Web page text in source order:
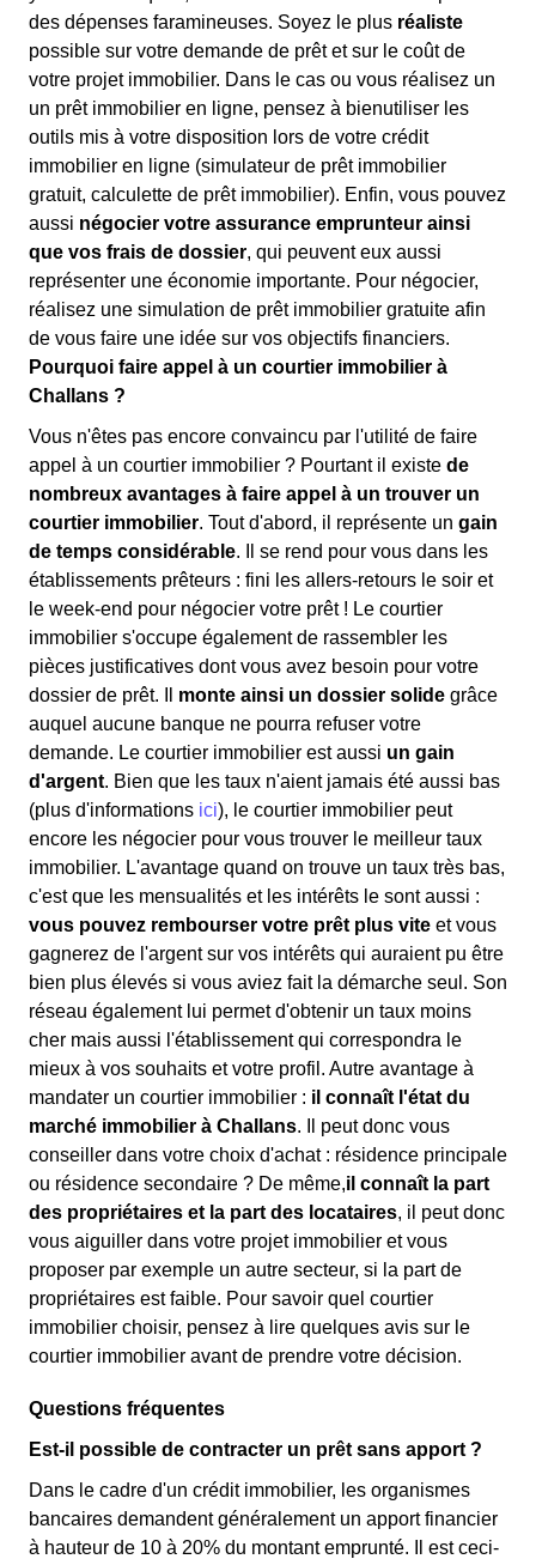
des dépenses faramineuses. Soyez le plus réaliste
possible sur votre demande de prêt et sur le coût de
votre projet immobilier. Dans le cas ou vous réalisez un
un prêt immobilier en ligne, pensez à bienutiliser les
outils mis à votre disposition lors de votre crédit
immobilier en ligne (simulateur de prêt immobilier
gratuit, calculette de prêt immobilier). Enfin, vous pouvez
aussi négocier votre assurance emprunteur ainsi
que vos frais de dossier, qui peuvent eux aussi
représenter une économie importante. Pour négocier,
réalisez une simulation de prêt immobilier gratuite afin
de vous faire une idée sur vos objectifs financiers.
Pourquoi faire appel à un courtier immobilier à
Challans ?
Vous n'êtes pas encore convaincu par l'utilité de faire
appel à un courtier immobilier ? Pourtant il existe de
nombreux avantages à faire appel à un trouver un
courtier immobilier. Tout d'abord, il représente un gain
de temps considérable. Il se rend pour vous dans les
établissements prêteurs : fini les allers-retours le soir et
le week-end pour négocier votre prêt ! Le courtier
immobilier s'occupe également de rassembler les
pièces justificatives dont vous avez besoin pour votre
dossier de prêt. Il monte ainsi un dossier solide grâce
auquel aucune banque ne pourra refuser votre
demande. Le courtier immobilier est aussi un gain
d'argent. Bien que les taux n'aient jamais été aussi bas
(plus d'informations ici), le courtier immobilier peut
encore les négocier pour vous trouver le meilleur taux
immobilier. L'avantage quand on trouve un taux très bas,
c'est que les mensualités et les intérêts le sont aussi :
vous pouvez rembourser votre prêt plus vite et vous
gagnerez de l'argent sur vos intérêts qui auraient pu être
bien plus élevés si vous aviez fait la démarche seul. Son
réseau également lui permet d'obtenir un taux moins
cher mais aussi l'établissement qui correspondra le
mieux à vos souhaits et votre profil. Autre avantage à
mandater un courtier immobilier : il connaît l'état du
marché immobilier à Challans. Il peut donc vous
conseiller dans votre choix d'achat : résidence principale
ou résidence secondaire ? De même,il connaît la part
des propriétaires et la part des locataires, il peut donc
vous aiguiller dans votre projet immobilier et vous
proposer par exemple un autre secteur, si la part de
propriétaires est faible. Pour savoir quel courtier
immobilier choisir, pensez à lire quelques avis sur le
courtier immobilier avant de prendre votre décision.
Questions fréquentes
Est-il possible de contracter un prêt sans apport ?
Dans le cadre d'un crédit immobilier, les organismes
bancaires demandent généralement un apport financier
à hauteur de 10 à 20% du montant emprunté. Il est ceci-